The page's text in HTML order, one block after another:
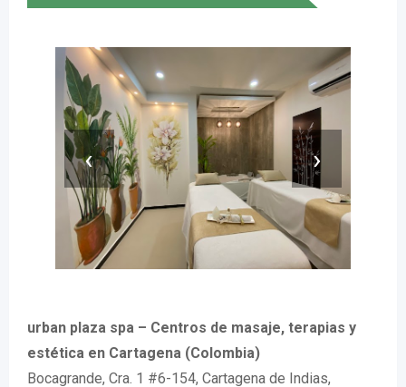
‹ ›
urban plaza spa – Centros de masaje, terapias y
estética en Cartagena (Colombia)
Bocagrande, Cra. 1 #6-154, Cartagena de Indias,